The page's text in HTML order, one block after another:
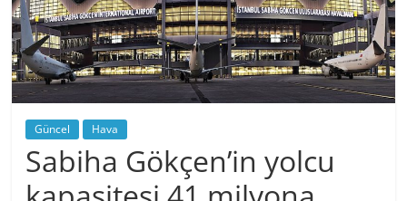
Güncel Hava
Sabiha Gökçen’in yolcu